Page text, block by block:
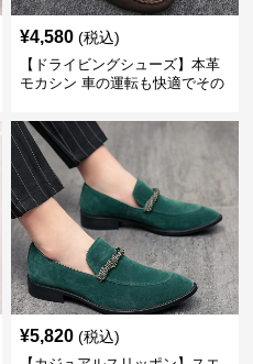
¥4,580 (税込)
【ドライビングシューズ】本革
モカシン 車の運転も快適でその
¥5,820 (税込)